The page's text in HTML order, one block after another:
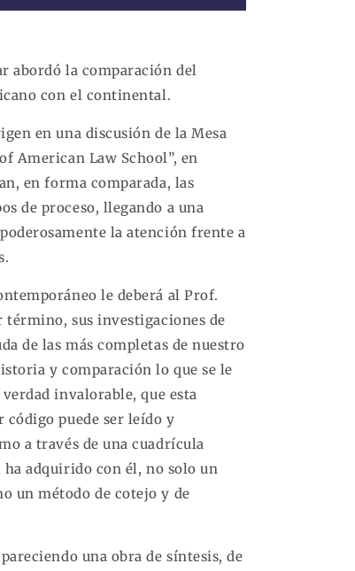
abordó la comparación del
con el continental.
en una discusión de la Mesa
American Law School”, en
en forma comparada, las
de proceso, llegando a una
la atención frente a
le deberá al Prof.
sus investigaciones de
de las más completas de nuestro
y comparación lo que se le
invalorable, que esta
código puede ser leído y
a través de una cuadrícula
adquirido con él, no solo un
un método de cotejo y de
una obra de síntesis, de